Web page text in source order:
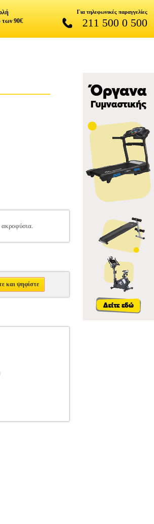
των 90€
Για τηλεφωνικές παραγγελίες
211 500 0 500
ακροφύσια.
και ψηφίστε